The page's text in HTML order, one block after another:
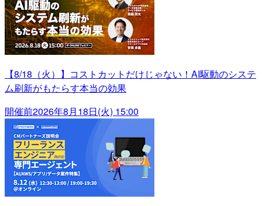
【8/18（火）】コストカットだけじゃない！AI駆動のシステ
ム刷新がもたらす本当の効果
開催前2026年8月18日(火) 15:00